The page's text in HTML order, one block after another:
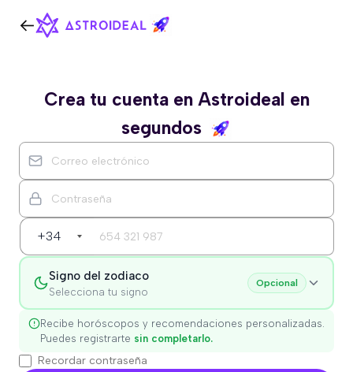
Crea tu cuenta en Astroideal en
segundos
+34
Signo del zodiaco
Selecciona tu signo
Opcional
Recibe horóscopos y recomendaciones personalizadas.
Puedes registrarte sin completarlo.
Recordar contraseña